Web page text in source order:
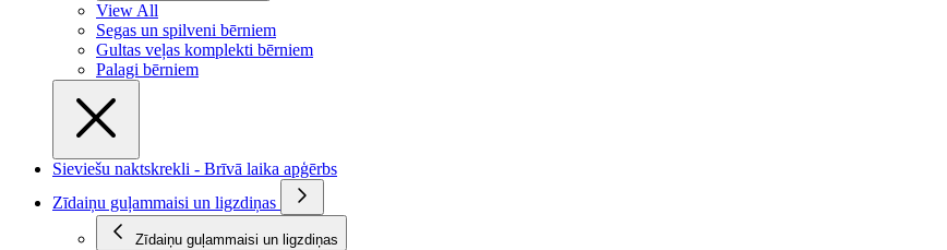
View All
Segas un spilveni bērniem
Gultas veļas komplekti bērniem
Palagi bērniem
Sieviešu naktskrekli - Brīvā laika apģērbs
Zīdaiņu guļammaisi un ligzdiņas
Zīdaiņu guļammaisi un ligzdiņas